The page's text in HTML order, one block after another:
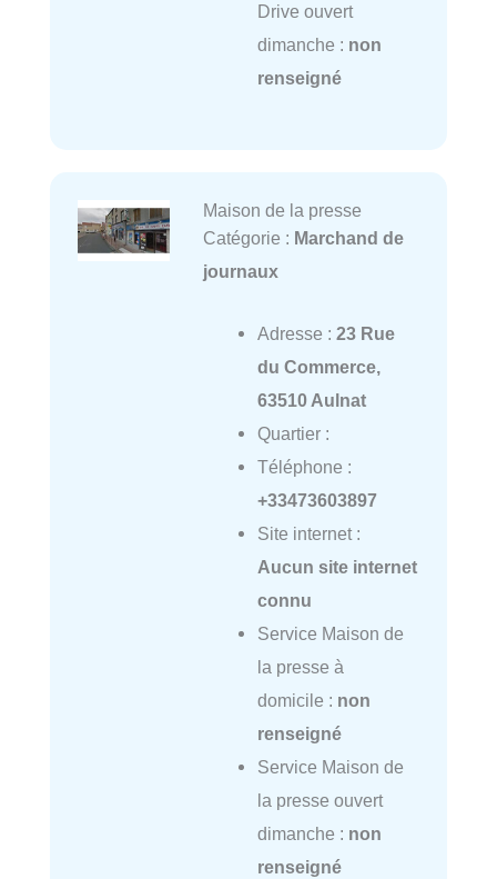
Drive ouvert
dimanche : non
renseigné
Maison de la presse
Catégorie : Marchand de
journaux
Adresse : 23 Rue
du Commerce,
63510 Aulnat
Quartier :
Téléphone :
+33473603897
Site internet :
Aucun site internet
connu
Service Maison de
la presse à
domicile : non
renseigné
Service Maison de
la presse ouvert
dimanche : non
renseigné